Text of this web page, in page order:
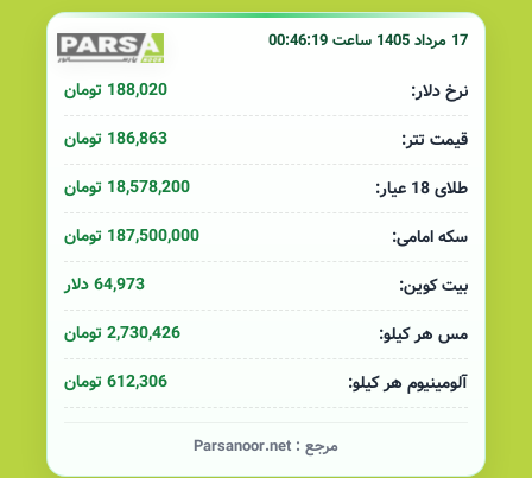
17 مرداد 1405 ساعت 00:46:19
نرخ دلار:
188,020 تومان
قیمت تتر:
186,863 تومان
طلای 18 عیار:
18,578,200 تومان
سکه امامی:
187,500,000 تومان
بیت کوین:
64,973 دلار
مس هر کیلو:
2,730,426 تومان
آلومینیوم هر کیلو:
612,306 تومان
مرجع : Parsanoor.net